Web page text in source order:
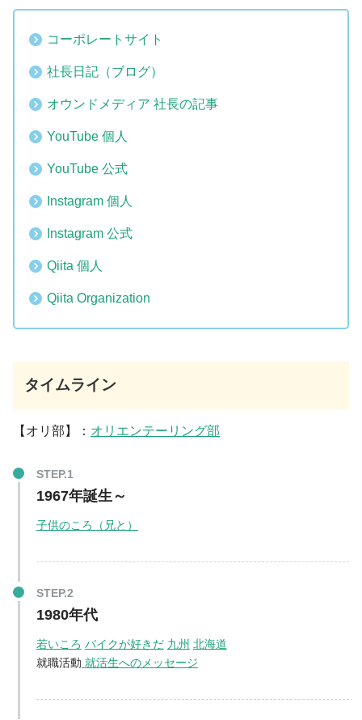
コーポレートサイト
社長日記（ブログ）
オウンドメディア 社長の記事
YouTube 個人
YouTube 公式
Instagram 個人
Instagram 公式
Qiita 個人
Qiita Organization
タイムライン
【オリ部】： オリエンテーリング部
1967年誕生～
子供のころ（兄と）
1980年代
若いころ バイクが好きだ 九州 北海道
就職活動 就活生へのメッセージ